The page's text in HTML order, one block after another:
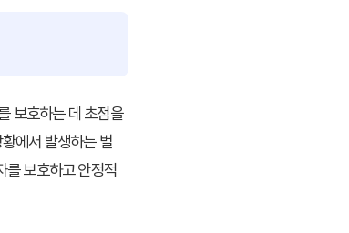
보호하는 데 초점을
에서 발생하는 벌
를 보호하고 안정적